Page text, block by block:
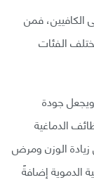
الكافيين، فمن
الفئات
ويجعل جودة
الدماغية
الوزن ومرض
الدموية إضافةً